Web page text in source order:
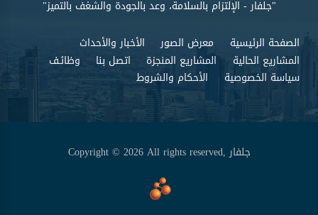
"جلفار - الإلتزام بالسلامة، وعد بالجودة والشغف بالتميز"
الصفحة الرئيسية
معرض الصور
الأخبار والأحداث
المشاريع الحالية
المشاريع المنجزة اتصل بنا
وظائـف
سياسة الخصوصية
الأحكام والشروط
Copyright © 2026 All rights reserved, جلفار